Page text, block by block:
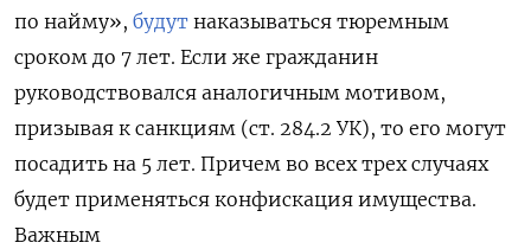
по найму», будут наказываться тюремным
сроком до 7 лет. Если же гражданин
руководствовался аналогичным мотивом,
призывая к санкциям (ст. 284.2 УК), то его могут
посадить на 5 лет. Причем во всех трех случаях
будет применяться конфискация имущества.
Важным